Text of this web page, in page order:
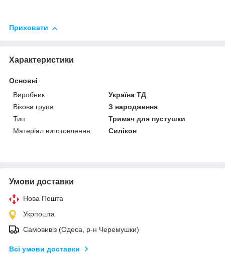
Приховати
Характеристики
Основні
Виробник
Україна ТД
Вікова група
З народження
Тип
Тримач для пустушки
Матеріал виготовлення
Силікон
Умови доставки
Нова Пошта
Укрпошта
Самовивіз (Одеса, р-н Черемушки)
Всі умови доставки